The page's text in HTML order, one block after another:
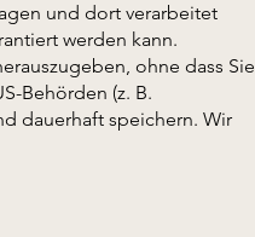
und dort verarbeitet
werden kann.
ohne dass Sie
Behörden (z. B.
dauerhaft speichern. Wir